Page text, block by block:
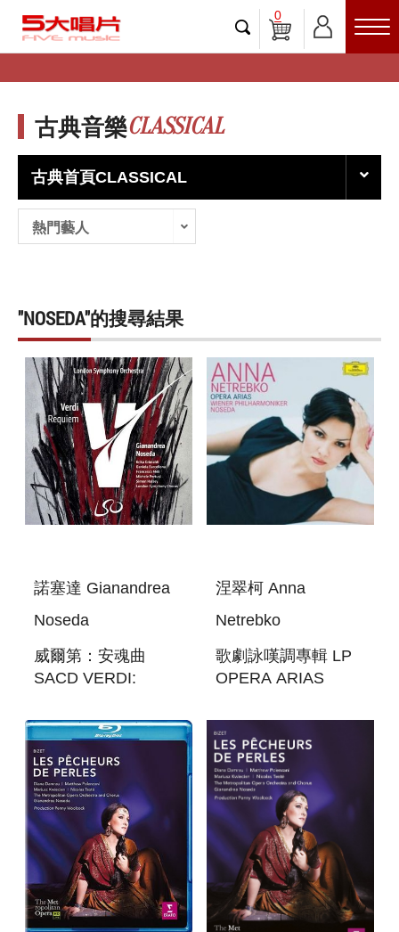
0
古典音樂CLASSICAL
古典首頁CLASSICAL
熱門藝人
"NOSEDA"的搜尋結果
諾塞達 Gianandrea
Noseda
威爾第：安魂曲
SACD VERDI:
涅翠柯 Anna
Netrebko
歌劇詠嘆調專輯 LP
OPERA ARIAS